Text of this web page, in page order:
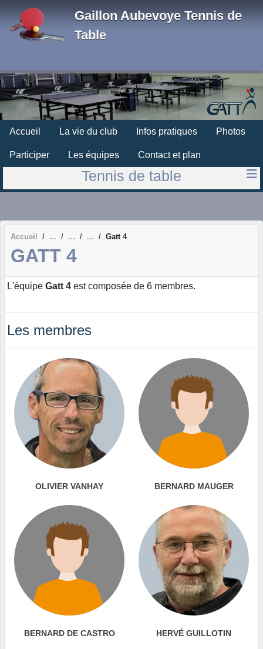
Gaillon Aubevoye Tennis de
Table
Accueil La vie du club Infos pratiques Photos
Participer Les équipes Contact et plan
Tennis de table
Accueil Gatt 4
GATT 4
L'équipe Gatt 4 est composée de 6 membres.
Les membres
OLIVIER VANHAY BERNARD MAUGER
BERNARD DE CASTRO HERVÉ GUILLOTIN
Panneau de gestion des cookies